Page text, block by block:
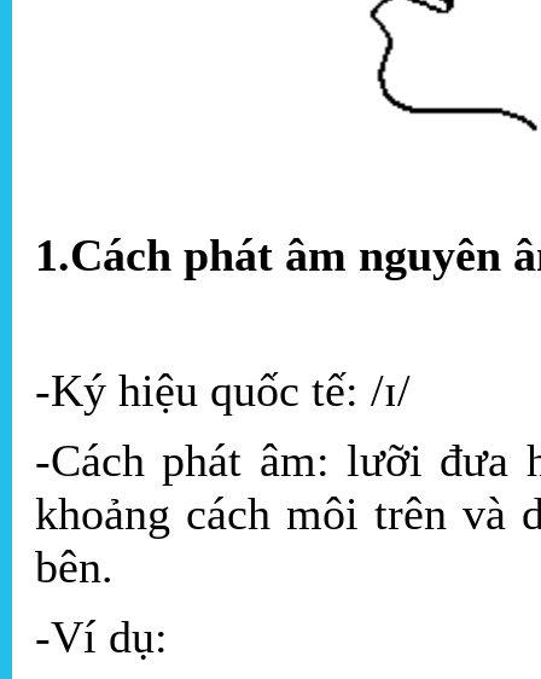
1.Cách phát âm nguyên
-Ký hiệu quốc tế: /ɪ/
-Cách phát âm: lưỡi đưa
khoảng cách môi trên và
bên.
-Ví dụ: